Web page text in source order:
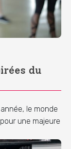
du
le monde
une majeure